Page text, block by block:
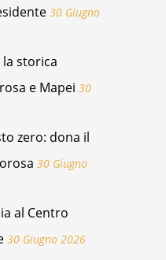
30 Giugno
storica
e Mapei 30
zero: dona il
30 Giugno
al Centro
30 Giugno 2026